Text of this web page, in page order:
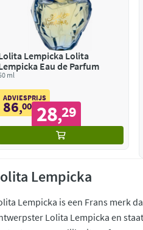
Lempicka Lolita
Eau de Parfum
ml
ADVIESPRIJS
86,00 28,29
Lempicka
Lempicka is een Frans merk
Lolita Lempicka en